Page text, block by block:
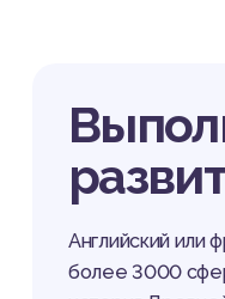
Английский или
более 3000